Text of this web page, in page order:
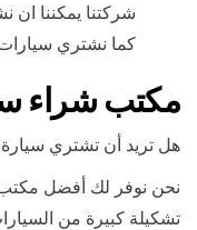
شركتنا يمكننا
كما نشتري
مكتب شراء
هل تريد أن تشتري
نحن نوفر لك أفضل مكتب
تشكيلة كبيرة من